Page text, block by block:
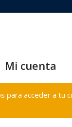
Mi cuenta
para acceder a tu